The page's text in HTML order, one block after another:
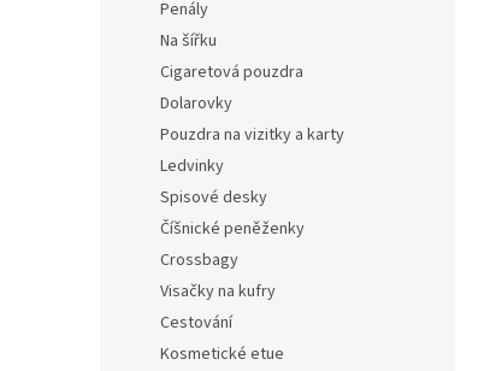
Penály
Na šířku
Cigaretová pouzdra
Dolarovky
Pouzdra na vizitky a karty
Ledvinky
Spisové desky
Číšnické peněženky
Crossbagy
Visačky na kufry
Cestování
Kosmetické etue